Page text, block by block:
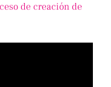
de creación de